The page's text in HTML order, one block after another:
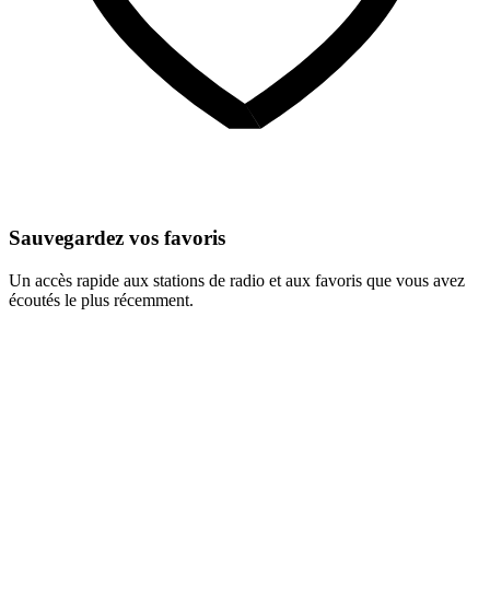
Sauvegardez vos favoris
Un accès rapide aux stations de radio et aux favoris que vous avez
écoutés le plus récemment.